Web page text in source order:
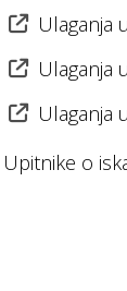
Ulaganja
Ulaganja
Ulaganja
Upitnike o